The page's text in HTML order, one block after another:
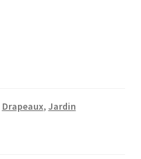
Drapeaux, Jardin